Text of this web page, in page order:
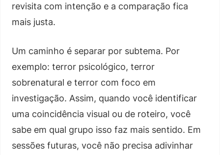
revisita com intenção e a comparação fica
mais justa.
Um caminho é separar por subtema. Por
exemplo: terror psicológico, terror
sobrenatural e terror com foco em
investigação. Assim, quando você identificar
uma coincidência visual ou de roteiro, você
sabe em qual grupo isso faz mais sentido. Em
sessões futuras, você não precisa adivinhar